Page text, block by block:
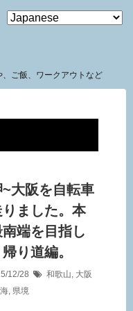
MENU
ご飯、ワークアウトなど
大阪を自転車
りました。本
端を目指し
り道編。
12/28 和歌山, 大阪
海, 県境